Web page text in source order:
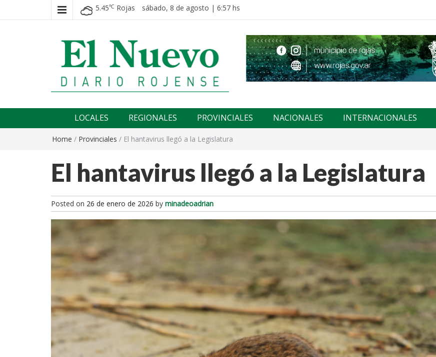
5.45℃ Rojas sábado, 8 de agosto | 6:57 hs
El nuevo rojense
LOCALES REGIONALES PROVINCIALES NACIONALES INTERNACIONALES
Home / Provinciales / El hantavirus llegó a la Legislatura
El hantavirus llegó a la Legislatura
Posted on 26 de enero de 2026 by minadeoadrian